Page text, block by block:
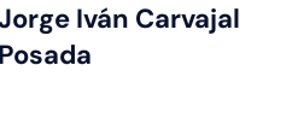
Iván Carvajal
Posada